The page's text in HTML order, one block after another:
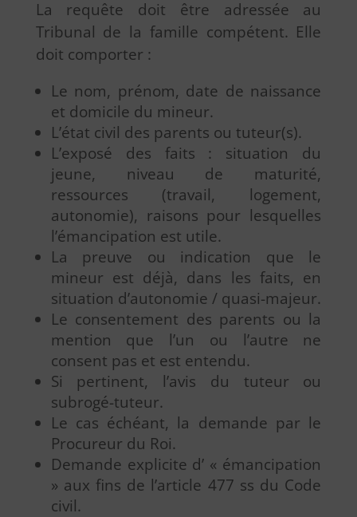
La requête doit être adressée au
Tribunal de la famille compétent. Elle
doit comporter :
Le nom, prénom, date de naissance
et domicile du mineur.
L’état civil des parents ou tuteur(s).
L’exposé des faits : situation du
jeune, niveau de maturité,
ressources (travail, logement,
autonomie), raisons pour lesquelles
l’émancipation est utile.
La preuve ou indication que le
mineur est déjà, dans les faits, en
situation d’autonomie / quasi-majeur.
Le consentement des parents ou la
mention que l’un ou l’autre ne
consent pas et est entendu.
Si pertinent, l’avis du tuteur ou
subrogé-tuteur.
Le cas échéant, la demande par le
Procureur du Roi.
Demande explicite d’ « émancipation
» aux fins de l’article 477 ss du Code
civil.